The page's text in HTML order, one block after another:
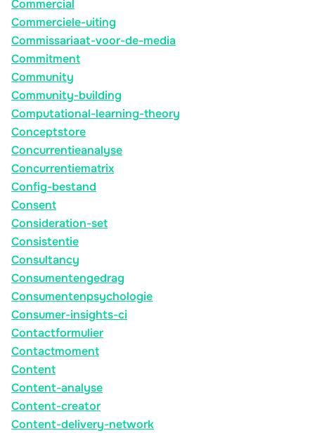
Commercial
Commerciele-uiting
Commissariaat-voor-de-media
Commitment
Community
Community-building
Computational-learning-theory
Conceptstore
Concurrentieanalyse
Concurrentiematrix
Config-bestand
Consent
Consideration-set
Consistentie
Consultancy
Consumentengedrag
Consumentenpsychologie
Consumer-insights-ci
Contactformulier
Contactmoment
Content
Content-analyse
Content-creator
Content-delivery-network